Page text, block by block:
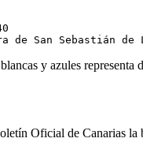
y azules representa
Oficial de Canarias